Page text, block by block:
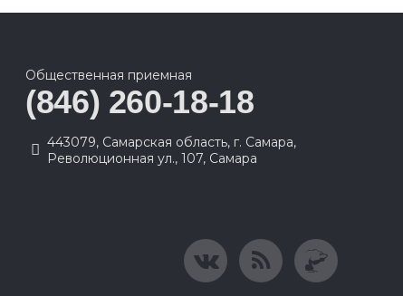
Общественная приемная
(846) 260-18-18
443079, Самарская область, г. Самара,
Революционная ул., 107, Самара